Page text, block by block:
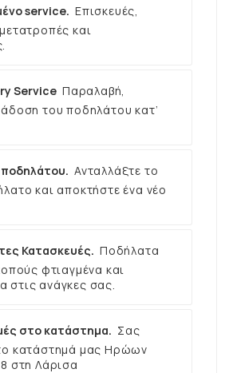
service. Επισκευές,
και
Service Παραλαβή,
του ποδηλάτου κατ’
Ανταλλάξτε το
και αποκτήστε ένα νέο
Κατασκευές. Ποδήλατα
φτιαγμένα και
στις ανάγκες σας.
στο κατάστημα. Σας
κατάστημά μας Ηρώων
στη Λάρισα